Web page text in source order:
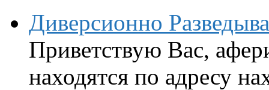
Диверсионно
Приветствую Вас,
находятся по адресу